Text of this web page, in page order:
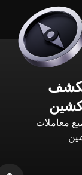
معاملات